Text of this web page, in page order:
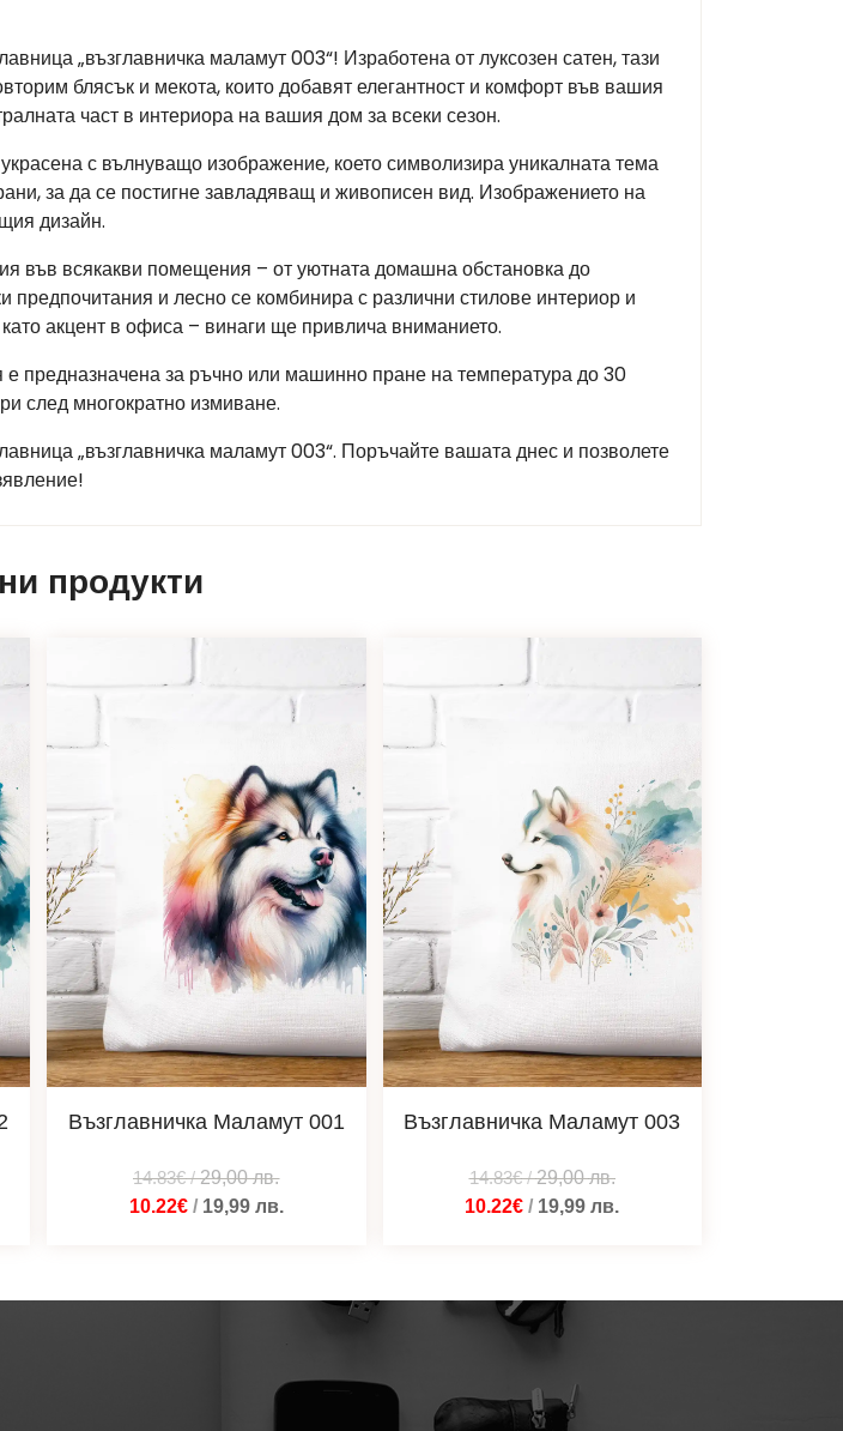
„възглавничка маламут 003“! Изработена от луксозен сатен, тази
блясък и мекота, които добавят елегантност и комфорт във вашия
част в интериора на вашия дом за всеки сезон.
с вълнуващо изображение, което символизира уникалната тема
за да се постигне завладяващ и живописен вид. Изображението на
дизайн.
във всякакви помещения – от уютната домашна обстановка до
и лесно се комбинира с различни стилове интериор и
акцент в офиса – винаги ще привлича вниманието.
е предназначена за ръчно или машинно пране на температура до 30
след многократно измиване.
„възглавничка маламут 003“. Поръчайте вашата днес и позволете
продукти
Възглавничка Маламут 001
14.83€/29,00лв.
10.22€/ 19,99 лв.
Възглавничка Маламут 003
14.83€/29,00лв.
10.22€ / 19,99лв.